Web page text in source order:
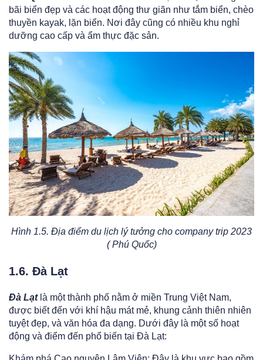
bãi biển đẹp và các hoạt động thư giãn như tắm biển, chèo
thuyền kayak, lặn biển. Nơi đây cũng có nhiều khu nghỉ
dưỡng cao cấp và ẩm thực đặc sản.
Hình 1.5. Địa điểm du lịch lý tưởng cho company trip 2023
( Phú Quốc)
1.6. Đà Lạt
Đà Lạtlà một thành phố nằm ở miền Trung Việt Nam,
được biết đến với khí hậu mát mẻ, khung cảnh thiên nhiên
tuyệt đẹp, và văn hóa đa dạng. Dưới đây là một số hoạt
động và điểm đến phổ biến tại Đà Lạt: